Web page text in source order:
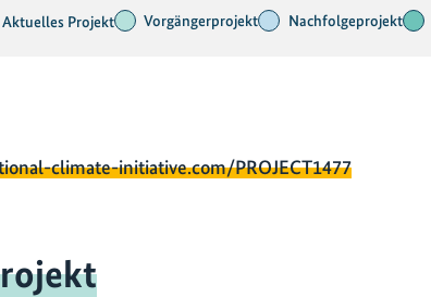
Aktuelles Projekt Vorgängerprojekt Nachfolgeprojekt
climate-initiative.com/PROJECT1477